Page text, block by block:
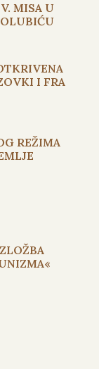
MISA U
I FRA
REŽIMA